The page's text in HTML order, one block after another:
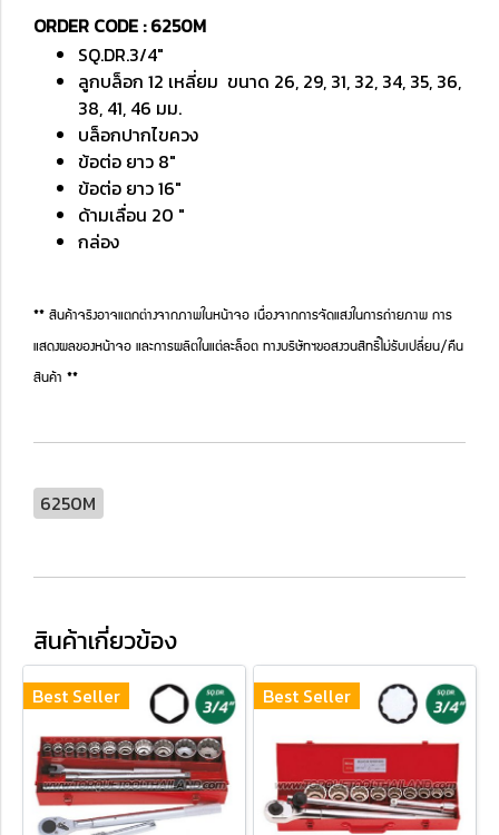
ORDER CODE : 6250M
SQ.DR.3/4"
ลูกบล็อก 12 เหลี่ยม ขนาด 26, 29, 31, 32, 34, 35, 36,
38, 41, 46 มม.
บล็อกปากไขควง
ข้อต่อ ยาว 8"
ข้อต่อ ยาว 16"
ด้ามเลื่อน 20 "
กล่อง
** สินค้าจริงอาจแตกต่างจากภาพในหน้าจอ เนื่องจากการจัดแสงในการถ่ายภาพ การ
แสดงผลของหน้าจอ และการผลิตในแต่ละล็อต ทางบริษัทฯขอสงวนสิทธิ์ไม่รับเปลี่ยน/คืน
สินค้า **
6250M
สินค้าเกี่ยวข้อง
Best Seller Best Seller